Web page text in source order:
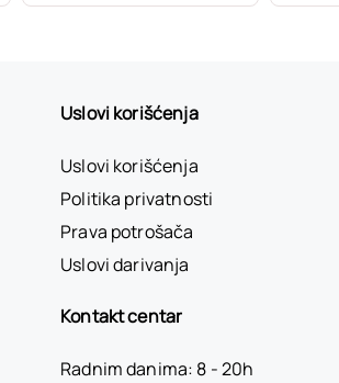
Uslovi korišćenja
Uslovi korišćenja
Politika privatnosti
Prava potrošača
Uslovi darivanja
Kontakt centar
Radnim danima: 8 - 20h